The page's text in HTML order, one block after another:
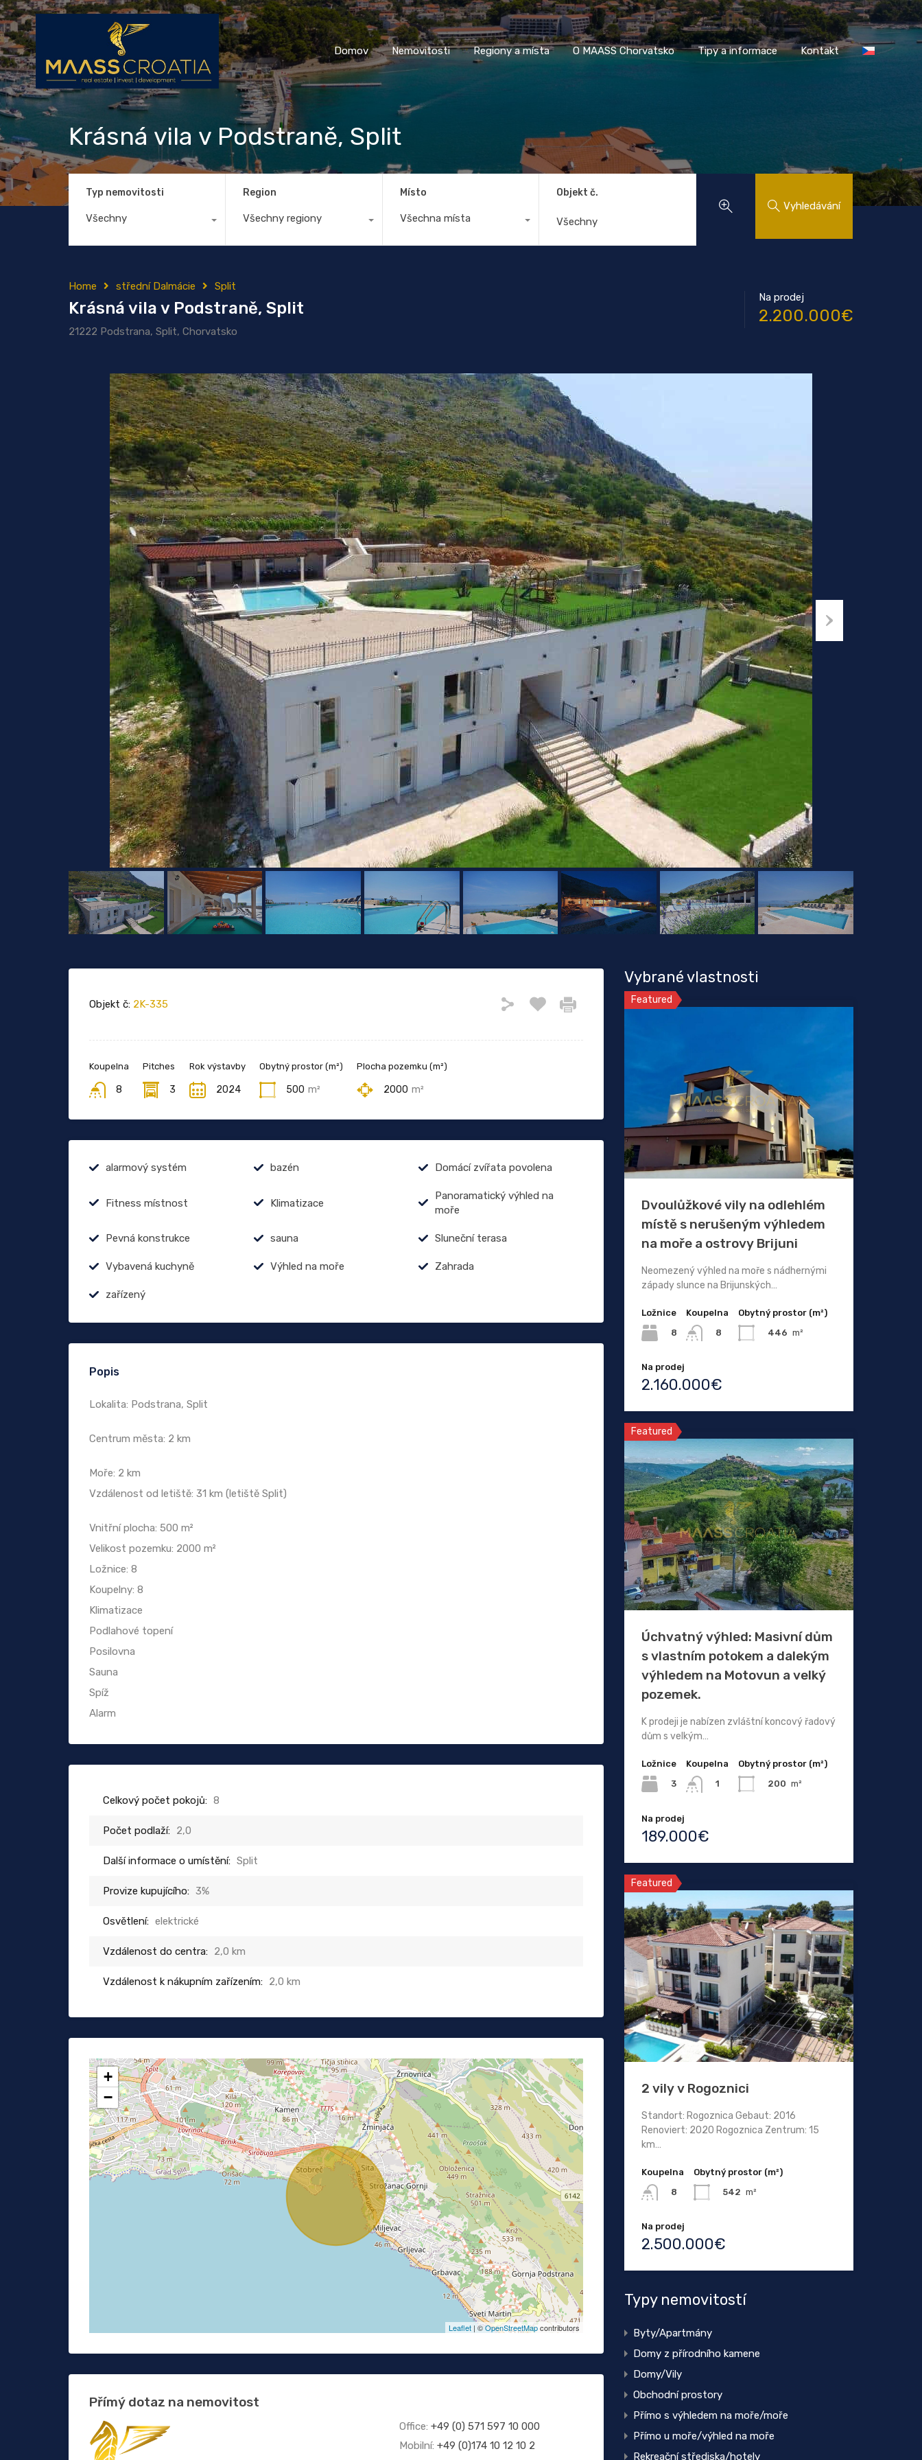
Domov Nemovitosti Regiony a místa O MAASS Chorvatsko Tipy a informace Kontakt
Domov Nemovitosti Regiony a místa O MAASS Chorvatsko Tipy a informace Kontakt
Krásná vila v Podstraně, Split
Typ nemovitosti
Všechny
Region
Všechny regiony
Místo
Všechna místa
Objekt č.
Vyhledávání
Home střední Dalmácie Split
Krásná vila v Podstraně, Split
21222 Podstrana, Split, Chorvatsko
Na prodej
2.200.000€
Objekt č: 2K-335
Koupelna
8
Pitches
3
Rok výstavby
2024
Obytný prostor (m²)
500 m²
Plocha pozemku (m²)
2000 m²
alarmový systém bazén Domácí zvířata povolena
Fitness místnost Klimatizace
Panoramatický výhled na
moře
Pevná konstrukce sauna Sluneční terasa
Vybavená kuchyně Výhled na moře Zahrada
zařízený
Popis
Lokalita: Podstrana, Split
Centrum města: 2 km
Moře: 2 km
Vzdálenost od letiště: 31 km (letiště Split)
Vnitřní plocha: 500 m²
Velikost pozemku: 2000 m²
Ložnice: 8
Koupelny: 8
Klimatizace
Podlahové topení
Posilovna
Sauna
Spíž
Alarm
Celkový počet pokojů: 8
Počet podlaží: 2,0
Další informace o umístění: Split
Provize kupujícího: 3%
Osvětlení: elektrické
Vzdálenost do centra: 2,0 km
Vzdálenost k nákupním zařízením: 2,0 km
+
−
Leaflet| ©OpenStreetMapcontributors
Přímý dotaz na nemovitost
Office: +49 (0) 571 597 10 000
Mobilní: +49 (0)174 10 12 10 2
Vybrané vlastnosti
Featured
Dvoulůžkové vily na odlehlém
místě s nerušeným výhledem
na moře a ostrovy Brijuni
Neomezený výhled na moře s nádhernými
západy slunce na Brijunských…
Ložnice
8
Koupelna
8
Obytný prostor (m²)
446 m²
Na prodej
2.160.000€
Featured
Úchvatný výhled: Masivní dům
s vlastním potokem a dalekým
výhledem na Motovun a velký
pozemek.
K prodeji je nabízen zvláštní koncový řadový
dům s velkým…
Ložnice
3
Koupelna
1
Obytný prostor (m²)
200 m²
Na prodej
189.000€
Featured
2 vily v Rogoznici
Standort: Rogoznica Gebaut: 2016
Renoviert: 2020 Rogoznica Zentrum: 15
km…
Koupelna
8
Obytný prostor (m²)
542 m²
Na prodej
2.500.000€
Typy nemovitostí
Byty/Apartmány
Domy z přírodního kamene
Domy/Vily
Obchodní prostory
Přímo s výhledem na moře/moře
Přímo u moře/výhled na moře
Rekreační střediska/hotely